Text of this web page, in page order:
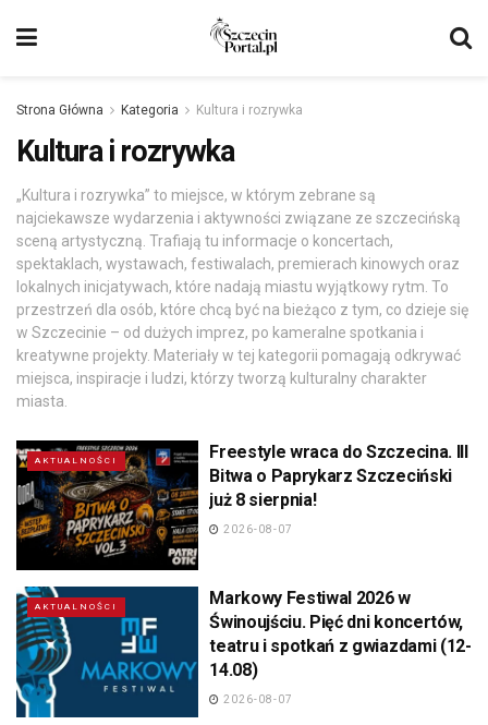
Strona Główna Kategoria Kultura i rozrywka
Kultura i rozrywka
„Kultura i rozrywka” to miejsce, w którym zebrane są
najciekawsze wydarzenia i aktywności związane ze szczecińską
sceną artystyczną. Trafiają tu informacje o koncertach,
spektaklach, wystawach, festiwalach, premierach kinowych oraz
lokalnych inicjatywach, które nadają miastu wyjątkowy rytm. To
przestrzeń dla osób, które chcą być na bieżąco z tym, co dzieje się
w Szczecinie – od dużych imprez, po kameralne spotkania i
kreatywne projekty. Materiały w tej kategorii pomagają odkrywać
miejsca, inspiracje i ludzi, którzy tworzą kulturalny charakter
miasta.
AKTUALNOŚCI
Freestyle wraca do Szczecina. III
Bitwa o Paprykarz Szczeciński
już 8 sierpnia!
2026-08-07
AKTUALNOŚCI
Markowy Festiwal 2026 w
Świnoujściu. Pięć dni koncertów,
teatru i spotkań z gwiazdami (12-
14.08)
2026-08-07